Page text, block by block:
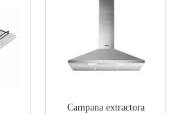
Campana extractora